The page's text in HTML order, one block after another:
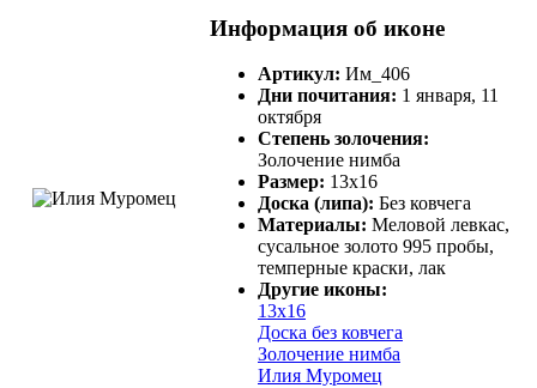
Информация об иконе
Артикул: Им_406
Дни почитания: 1 января, 11
октября
Степень золочения:
Золочение нимба
Размер: 13х16
Доска (липа): Без ковчега
Материалы: Меловой левкас,
сусальное золото 995 пробы,
темперные краски, лак
Другие иконы:
13х16
Доска без ковчега
Золочение нимба
Илия Муромец